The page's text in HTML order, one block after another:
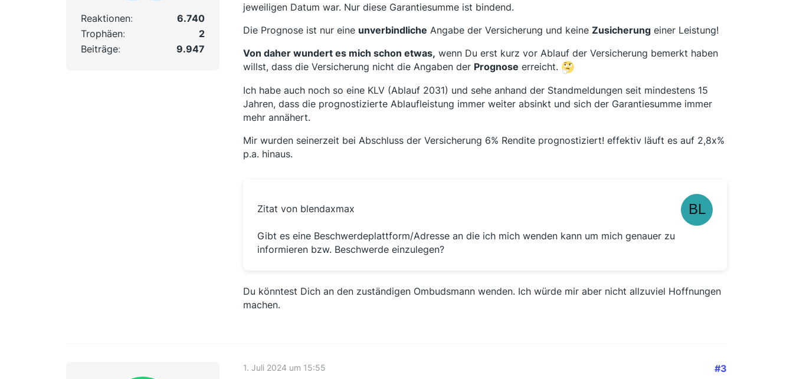
Reaktionen
6.740
Trophäen
2
Beiträge
9.947
jeweiligen Datum war. Nur diese Garantiesumme ist bindend.
Die Prognose ist nur eine unverbindliche Angabe der Versicherung und keine Zusicherung einer Leistung!
Von daher wundert es mich schon etwas, wenn Du erst kurz vor Ablauf der Versicherung bemerkt haben
willst, dass die Versicherung nicht die Angaben der Prognose erreicht.
Ich habe auch noch so eine KLV (Ablauf 2031) und sehe anhand der Standmeldungen seit mindestens 15
Jahren, dass die prognostizierte Ablaufleistung immer weiter absinkt und sich der Garantiesumme immer
mehr annähert.
Mir wurden seinerzeit bei Abschluss der Versicherung 6% Rendite prognostiziert! effektiv läuft es auf 2,8x%
p.a. hinaus.
Zitat von blendaxmax
Gibt es eine Beschwerdeplattform/Adresse an die ich mich wenden kann um mich genauer zu
informieren bzw. Beschwerde einzulegen?
Du könntest Dich an den zuständigen Ombudsmann wenden. Ich würde mir aber nicht allzuviel Hoffnungen
machen.
1. Juli 2024 um 15:55 #3